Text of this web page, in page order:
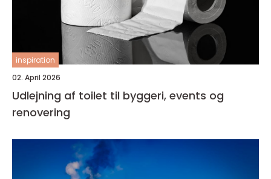
inspiration
02. April 2026
Udlejning af toilet til byggeri, events og
renovering